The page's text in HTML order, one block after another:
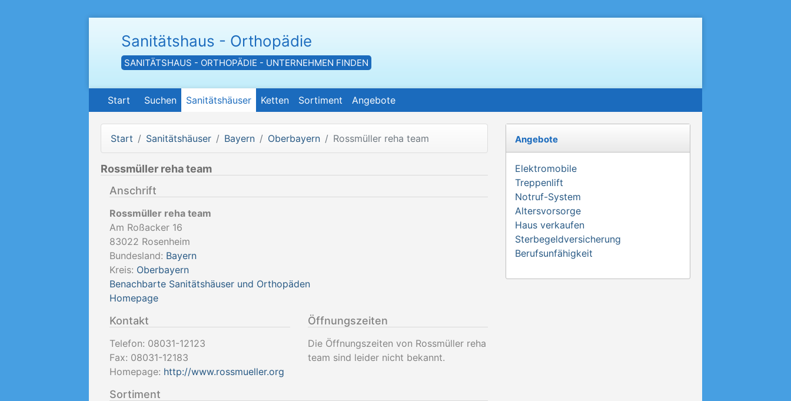
Sanitätshaus - Orthopädie
SANITÄTSHAUS - ORTHOPÄDIE - UNTERNEHMEN FINDEN
Start Suchen Sanitätshäuser Ketten Sortiment Angebote
Start Sanitätshäuser Bayern Oberbayern Rossmüller reha team
Rossmüller reha team
Anschrift
Rossmüller reha team
Am Roßacker 16
83022 Rosenheim
Bundesland: Bayern
Kreis: Oberbayern
Benachbarte Sanitätshäuser und Orthopäden
Homepage
Kontakt
Telefon: 08031-12123
Fax: 08031-12183
Homepage: http://www.rossmueller.org
Öffnungszeiten
Die Öffnungszeiten von Rossmüller reha
team sind leider nicht bekannt.
Sortiment
Angebote
Elektromobile
Treppenlift
Notruf-System
Altersvorsorge
Haus verkaufen
Sterbegeldversicherung
Berufsunfähigkeit